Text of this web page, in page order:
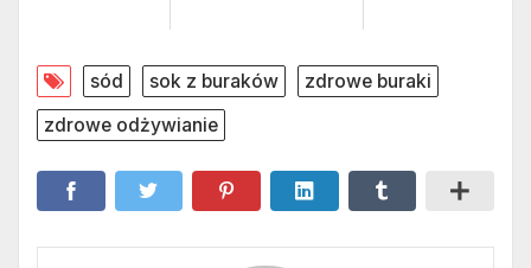
sód sok z buraków
zdrowe buraki
zdrowe odżywianie